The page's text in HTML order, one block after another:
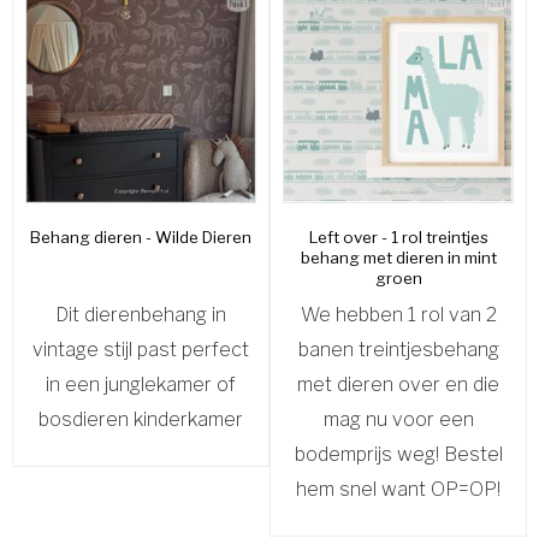
Behang dieren - Wilde Dieren
Dit dierenbehang in
vintage stijl past perfect
in een junglekamer of
bosdieren kinderkamer
Left over - 1 rol treintjes
behang met dieren in mint
groen
We hebben 1 rol van 2
banen treintjesbehang
met dieren over en die
mag nu voor een
bodemprijs weg! Bestel
hem snel want OP=OP!